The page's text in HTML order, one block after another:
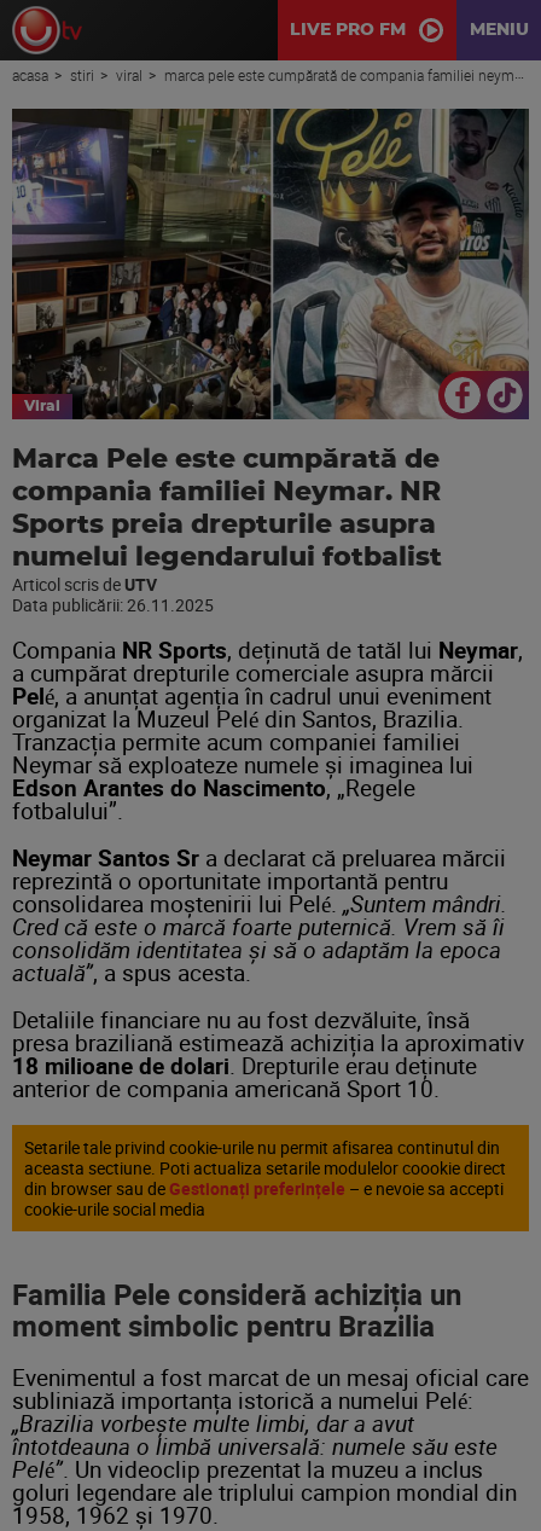
LIVE PRO FM MENIU
acasa stiri viral marca pele este cumpărată de compania familiei neymar. nr sports preia drepturile asupra numelui legendarului fotbalist
Viral
Marca Pele este cumpărată de
compania familiei Neymar. NR
Sports preia drepturile asupra
numelui legendarului fotbalist
Articol scris de UTV
Data publicării:26.11.2025
Compania NR Sports, deținută de tatăl lui Neymar,
a cumpărat drepturile comerciale asupra mărcii
Pelé, a anunțat agenția în cadrul unui eveniment
organizat la Muzeul Pelé din Santos, Brazilia.
Tranzacția permite acum companiei familiei
Neymar să exploateze numele și imaginea lui
Edson Arantes do Nascimento, „Regele
fotbalului”.
Neymar Santos Sr a declarat că preluarea mărcii
reprezintă o oportunitate importantă pentru
consolidarea moștenirii lui Pelé. „Suntem mândri.
Cred că este o marcă foarte puternică. Vrem să îi
consolidăm identitatea și să o adaptăm la epoca
actuală”, a spus acesta.
Detaliile financiare nu au fost dezvăluite, însă
presa braziliană estimează achiziția la aproximativ
18 milioane de dolari . Drepturile erau deținute
anterior de compania americană Sport 10.
Setarile tale privind cookie-urile nu permit afisarea continutul din
aceasta sectiune. Poti actualiza setarile modulelor coookie direct
din browser sau de Gestionați preferințele – e nevoie sa accepti
cookie-urile social media
Familia Pele consideră achiziția un
moment simbolic pentru Brazilia
Evenimentul a fost marcat de un mesaj oficial care
subliniază importanța istorică a numelui Pelé:
„Brazilia vorbește multe limbi, dar a avut
întotdeauna o limbă universală: numele său este
Pelé”. Un videoclip prezentat la muzeu a inclus
goluri legendare ale triplului campion mondial din
1958, 1962 și 1970.